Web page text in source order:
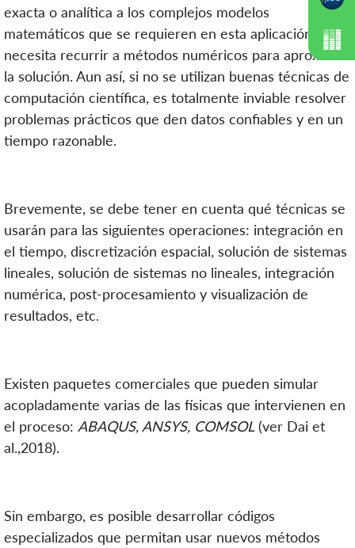
exacta o analítica a los complejos modelos
matemáticos que se requieren en esta aplicación, se
necesita recurrir a métodos numéricos para aproximar
la solución. Aun así, si no se utilizan buenas técnicas de
computación científica, es totalmente inviable resolver
problemas prácticos que den datos confiables y en un
tiempo razonable.
Brevemente, se debe tener en cuenta qué técnicas se
usarán para las siguientes operaciones: integración en
el tiempo, discretización espacial, solución de sistemas
lineales, solución de sistemas no lineales, integración
numérica, post-procesamiento y visualización de
resultados, etc.
Existen paquetes comerciales que pueden simular
acopladamente varias de las físicas que intervienen en
el proceso: ABAQUS, ANSYS, COMSOL(ver Dai et
al.,2018).
Sin embargo, es posible desarrollar códigos
especializados que permitan usar nuevos métodos